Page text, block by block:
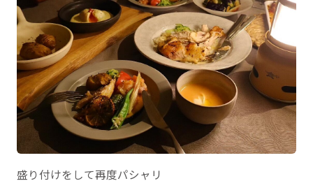
盛り付けをして再度パシャリ